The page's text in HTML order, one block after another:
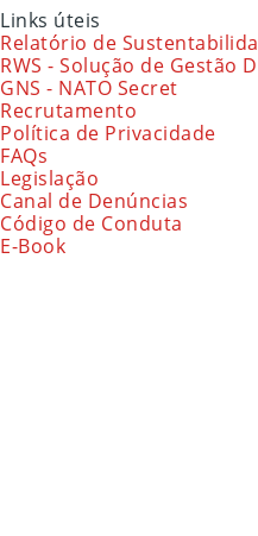
Links úteis
Relatório de
RWS - Solução de Gestão
GNS - NATO Secret
Recrutamento
Política de Privacidade
FAQs
Legislação
Canal de Denúncias
Código de Conduta
E-Book